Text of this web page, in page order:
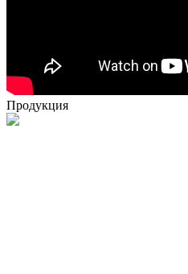
Продукция